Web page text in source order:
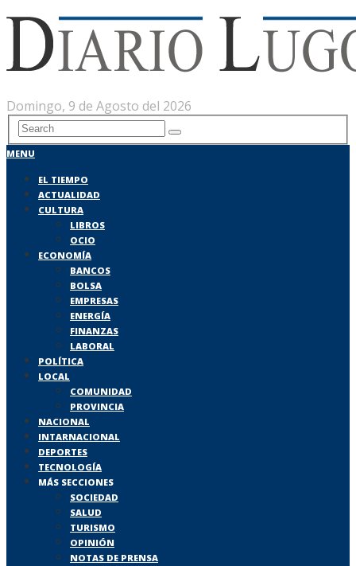
Domingo, 9 de Agosto del 2026
MENU
EL TIEMPO
ACTUALIDAD
CULTURA
LIBROS
OCIO
ECONOMÍA
BANCOS
BOLSA
EMPRESAS
ENERGÍA
FINANZAS
LABORAL
POLÍTICA
LOCAL
COMUNIDAD
PROVINCIA
NACIONAL
INTARNACIONAL
DEPORTES
TECNOLOGÍA
MÁS SECCIONES
SOCIEDAD
SALUD
TURISMO
OPINIÓN
NOTAS DE PRENSA